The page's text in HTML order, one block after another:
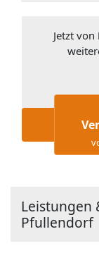
Jetzt von
Leistungen
Pfullendorf